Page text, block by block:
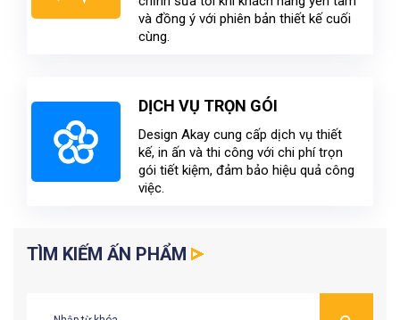
và đồng ý với phiên bản thiết kế cuối
cùng.
DỊCH VỤ TRỌN GÓI
Design Akay cung cấp dịch vụ thiết
kế, in ấn và thi công với chi phí trọn
gói tiết kiệm, đảm bảo hiệu quả công
việc.
TÌM KIẾM ẤN PHẨM